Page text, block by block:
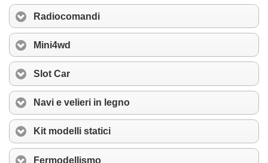
Radiocomandi
Mini4wd
Slot Car
Navi e velieri in legno
Kit modelli statici
Fermodellismo